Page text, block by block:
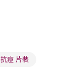
抗痘 片裝